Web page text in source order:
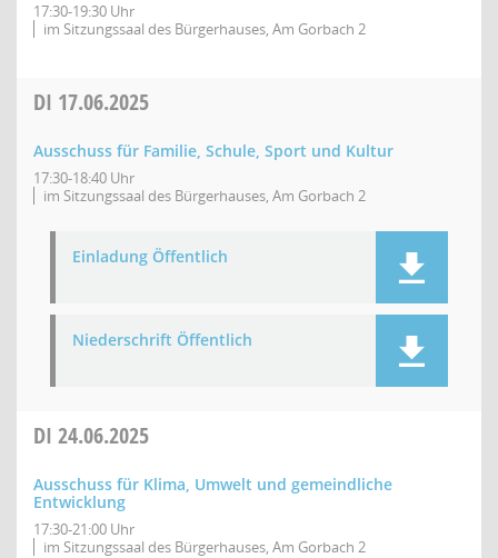
17:30-19:30 Uhr
im Sitzungssaal des Bürgerhauses, Am Gorbach 2
DI 17.06.2025
Ausschuss für Familie, Schule, Sport und Kultur
17:30-18:40 Uhr
im Sitzungssaal des Bürgerhauses, Am Gorbach 2
Einladung Öffentlich
Niederschrift Öffentlich
DI 24.06.2025
Ausschuss für Klima, Umwelt und gemeindliche
Entwicklung
17:30-21:00 Uhr
im Sitzungssaal des Bürgerhauses, Am Gorbach 2